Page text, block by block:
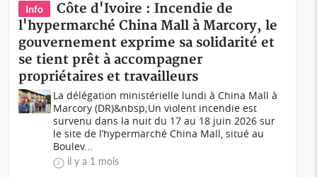
Info
Côte d'Ivoire : Incendie de
l'hypermarché China Mall à Marcory, le
gouvernement exprime sa solidarité et
se tient prêt à accompagner
propriétaires et travailleurs
La délégation ministérielle lundi à China Mall à
Marcory (DR)&nbsp;Un violent incendie est
survenu dans la nuit du 17 au 18 juin 2026 sur
le site de l’hypermarché China Mall, situé au
Boulev...
il y a 1 mois